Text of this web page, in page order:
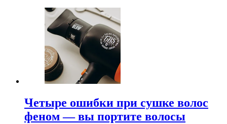
Четыре ошибки при сушке волос
феном — вы портите волосы